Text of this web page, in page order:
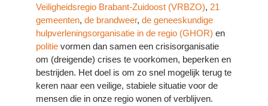
Veiligheidsregio Brabant-Zuidoost (VRBZO), 21
gemeenten, de brandweer, de geneeskundige
hulpverleningsorganisatie in de regio (GHOR) en
politie vormen dan samen een crisisorganisatie
om (dreigende) crises te voorkomen, beperken en
bestrijden. Het doel is om zo snel mogelijk terug te
keren naar een veilige, stabiele situatie voor de
mensen die in onze regio wonen of verblijven.